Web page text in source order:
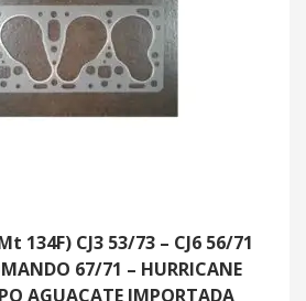
134F) CJ3 53/73 – CJ6 56/71
67/71 – HURRICANE
AGUACATE IMPORTADA